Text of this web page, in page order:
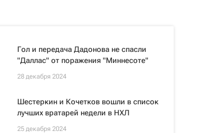
Гол и передача Дадонова не спасли
"Даллас" от поражения "Миннесоте"
28 декабря 2024
Шестеркин и Кочетков вошли в список
лучших вратарей недели в НХЛ
25 декабря 2024